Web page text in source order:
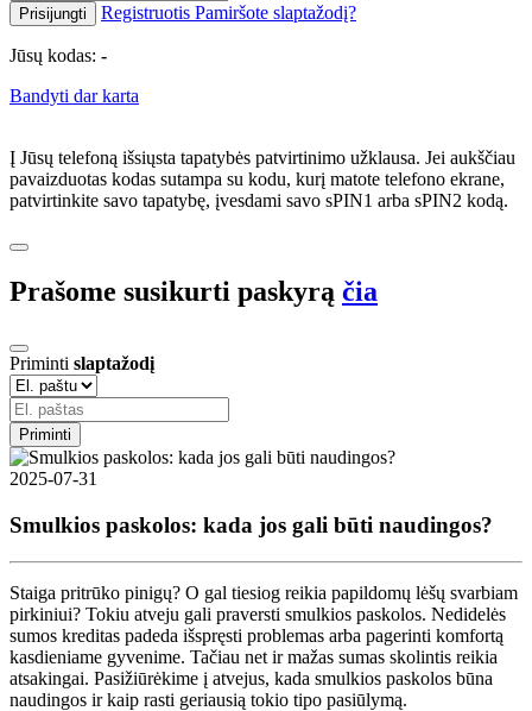
Prisijungti Registruotis Pamiršote slaptažodį?
Jūsų kodas: -
Bandyti dar karta
Į Jūsų telefoną išsiųsta tapatybės patvirtinimo užklausa. Jei aukščiau
pavaizduotas kodas sutampa su kodu, kurį matote telefono ekrane,
patvirtinkite savo tapatybę, įvesdami savo sPIN1 arba sPIN2 kodą.
Prašome susikurti paskyrą čia
Priminti slaptažodį
Priminti
2025-07-31
Smulkios paskolos: kada jos gali būti naudingos?
Staiga pritrūko pinigų? O gal tiesiog reikia papildomų lėšų svarbiam
pirkiniui? Tokiu atveju gali praversti smulkios paskolos. Nedidelės
sumos kreditas padeda išspręsti problemas arba pagerinti komfortą
kasdieniame gyvenime. Tačiau net ir mažas sumas skolintis reikia
atsakingai. Pasižiūrėkime į atvejus, kada smulkios paskolos būna
naudingos ir kaip rasti geriausią tokio tipo pasiūlymą.